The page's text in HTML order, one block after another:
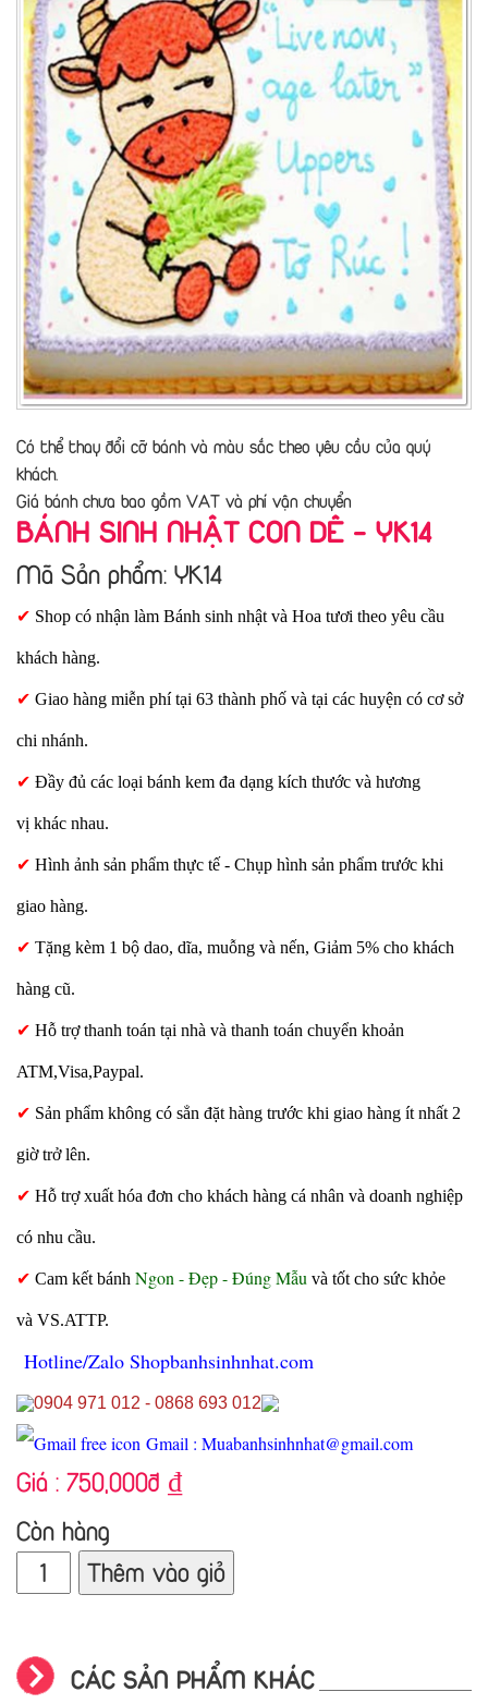
Có thể thay đổi cỡ bánh và màu sắc theo yêu cầu của quý
khách.
Giá bánh chưa bao gồm VAT và phí vận chuyển
BÁNH SINH NHẬT CON DÊ - YK14
Mã Sản phẩm: YK14
✔ Shop có nhận làm Bánh sinh nhật và Hoa tươi theo yêu cầu
khách hàng.
✔ Giao hàng miễn phí tại 63 thành phố và tại các huyện có cơ sở
chi nhánh.
✔ Đầy đủ các loại bánh kem đa dạng kích thước và hương
vị khác nhau.
✔ Hình ảnh sản phẩm thực tế - Chụp hình sản phẩm trước khi
giao hàng.
✔ Tặng kèm 1 bộ dao, dĩa, muỗng và nến, Giảm 5% cho khách
hàng cũ.
✔ Hỗ trợ thanh toán tại nhà và thanh toán chuyển khoản
ATM,Visa,Paypal.
✔ Sản phẩm không có sẳn đặt hàng trước khi giao hàng ít nhất 2
giờ trở lên.
✔ Hỗ trợ xuất hóa đơn cho khách hàng cá nhân và doanh nghiệp
có nhu cầu.
✔ Cam kết bánh Ngon - Đẹp - Đúng Mẫu và tốt cho sức khỏe
và VS.ATTP.
Hotline/Zalo Shopbanhsinhnhat.com
0904 971 012 - 0868 693 012
Gmail : Muabanhsinhnhat@gmail.com
Giá : 750,000đ ₫
Còn hàng
Thêm vào giỏ
CÁC SẢN PHẨM KHÁC